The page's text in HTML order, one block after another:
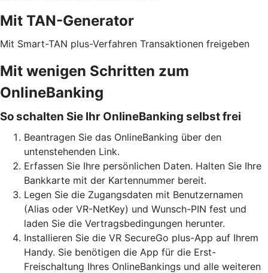
Mit TAN-Generator
Mit Smart-TAN plus-Verfahren Transaktionen freigeben
Mit wenigen Schritten zum
OnlineBanking
So schalten Sie Ihr OnlineBanking selbst frei
Beantragen Sie das OnlineBanking über den
untenstehenden Link.
Erfassen Sie Ihre persönlichen Daten. Halten Sie Ihre
Bankkarte mit der Kartennummer bereit.
Legen Sie die Zugangsdaten mit Benutzernamen
(Alias oder VR-NetKey) und Wunsch-PIN fest und
laden Sie die Vertragsbedingungen herunter.
Installieren Sie die VR SecureGo plus-App auf Ihrem
Handy. Sie benötigen die App für die Erst-
Freischaltung Ihres OnlineBankings und alle weiteren